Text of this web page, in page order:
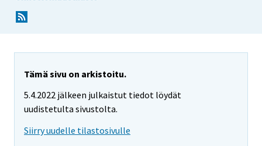
Tämä sivu on arkistoitu.
5.4.2022 jälkeen julkaistut tiedot löydät
uudistetulta sivustolta.
Siirry uudelle tilastosivulle